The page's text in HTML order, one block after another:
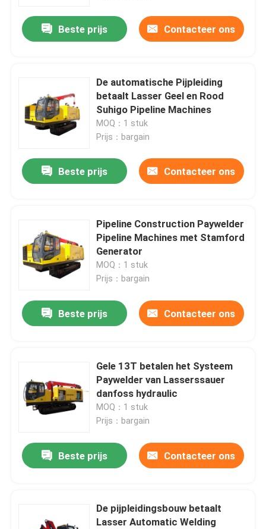
Beste prijs Contacteer ons
De automatische Pijpleiding
betaalt Lasser Geel en Rood
Suhigo Pipeline Machines
MOQ：1 stuk
Prijs：bargain
Beste prijs Contacteer ons
Pipeline Construction Paywelder
Pipeline Machines met Stamford
Generator
MOQ：1 stuk
Prijs：bargain
Beste prijs Contacteer ons
Gele 13T betalen het Systeem
Paywelder van Lasserssauer
danfoss hydraulic
MOQ：1 stuk
Prijs：bargain
Beste prijs Contacteer ons
De pijpleidingsbouw betaalt
Lasser Automatic Welding